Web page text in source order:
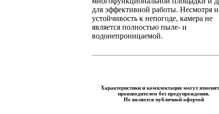
для эффективной работы. Несмотря
устойчивость к непогоде, камера не
является полностью пыле- и
водонепроницаемой.
Характеристики и комплектация могут
производителем без предупреждения.
Не является публичной офертой